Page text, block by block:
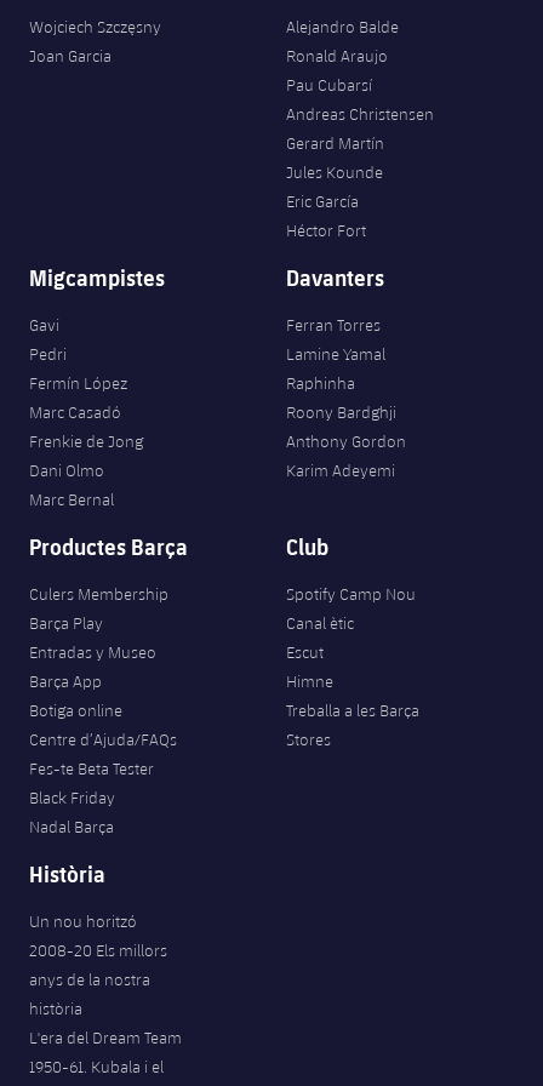
Acreditacions
SUB8 B
Fotos
Fotos
Infantil A
Entrades
Fotos
Història
Calendari
Actualitat
Campus Verano
Entrades
Resultats
Classificació
Jugadors
Fotos
Història
Palmarès
plusicon
més
Calendari
Resultats
Jugadors
Classificació
Actualitat
Barça C
Junior
Infantil
Aleví
Campus Estiu
PLUSICON
MÉS
Atletisme
plusicon
més
Actualitat
Masculí
Femení
Agenda
Bàsquet en cadira de rodes
plusicon
més
Actualitat
Jugadors
Calendari
Classificació
Hockey gel
plusicon
més
Hoquei herba
plusicon
més
Hockey Herba Masculí
Hockey Herba Femení
plusicon
més
Actualitat
Plantilla
Agenda
Escola de Patinatge
Rugby
Actualitat
Voleibol
plusicon
més
Wojciech Szczęsny
Joan Garcia
Alejandro Balde
Ronald Araujo
Pau Cubarsí
Andreas Christensen
Gerard Martín
Jules Kounde
Eric García
Héctor Fort
Migcampistes
Gavi
Pedri
Fermín López
Marc Casadó
Frenkie de Jong
Dani Olmo
Marc Bernal
Davanters
Ferran Torres
Lamine Yamal
Raphinha
Roony Bardghji
Anthony Gordon
Karim Adeyemi
Productes Barça
Culers Membership
Barça Play
Entradas y Museo
Barça App
Botiga online
Centre d’Ajuda/FAQs
Fes-te Beta Tester
Black Friday
Nadal Barça
Club
Spotify Camp Nou
Canal ètic
Escut
Himne
Treballa a les Barça
Stores
Història
Un nou horitzó
2008-20 Els millors
anys de la nostra
història
L'era del Dream Team
1950-61. Kubala i el